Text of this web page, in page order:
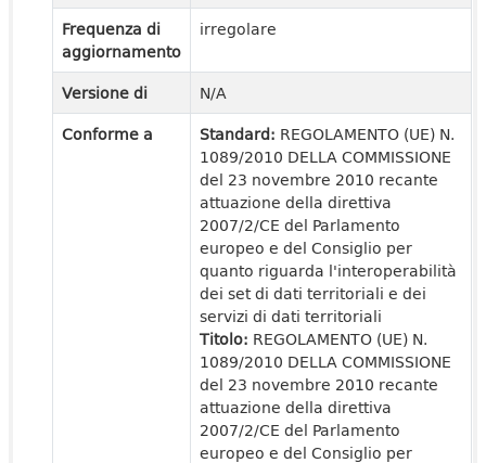
Frequenza di
aggiornamento
irregolare
Versione di
N/A
Conforme a
Standard: REGOLAMENTO (UE) N.
1089/2010 DELLA COMMISSIONE
del 23 novembre 2010 recante
attuazione della direttiva
2007/2/CE del Parlamento
europeo e del Consiglio per
quanto riguarda l'interoperabilità
dei set di dati territoriali e dei
servizi di dati territoriali
Titolo: REGOLAMENTO (UE) N.
1089/2010 DELLA COMMISSIONE
del 23 novembre 2010 recante
attuazione della direttiva
2007/2/CE del Parlamento
europeo e del Consiglio per